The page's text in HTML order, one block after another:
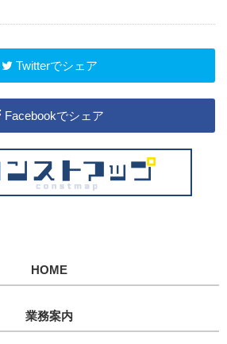
Twitterでシェア
Facebookでシェア
HOME
業務案内